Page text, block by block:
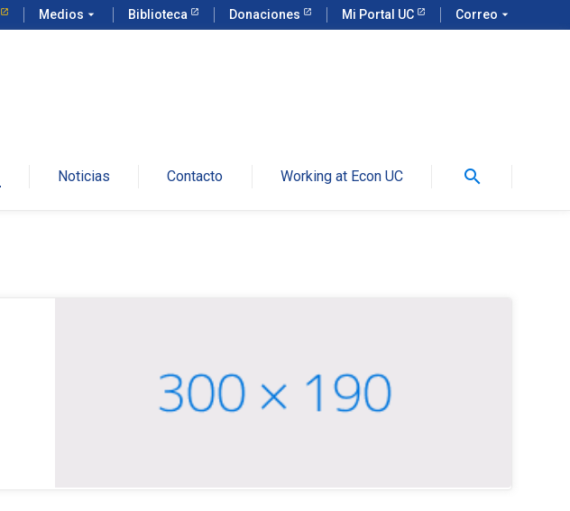
Medios arrow_drop_down Biblioteca Donaciones Mi Portal UC Correo arrow_drop_down
Noticias Contacto Working at Econ UC search